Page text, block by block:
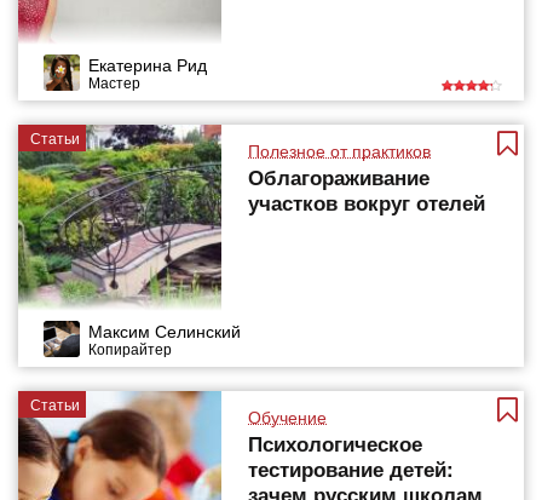
Екатерина Рид
Мастер
Статьи
Полезное от практиков
Облагораживание
участков вокруг отелей
Максим Селинский
Копирайтер
Статьи
Обучение
Психологическое
тестирование детей:
зачем русским школам